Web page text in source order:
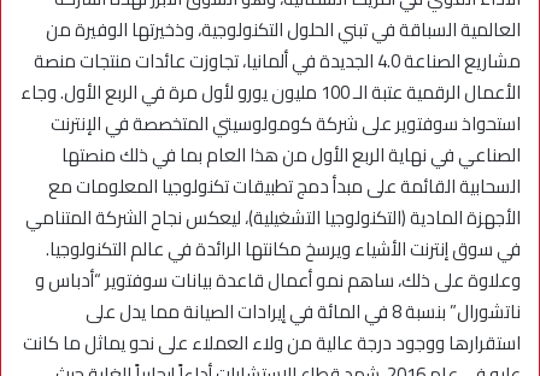
العالمية السباقة في تبني الحلول التكنولوجية، وذخيرتها الوفيرة من
مشاريع الصناعة 4.0 الجديدة في ألمانيا، تجاوزت عائدات منتجات منصة
الأعمال الرقمية عتبة الـ 100 مليون يورو لأول مرة في الربع الأول. وجاء
استحواذ سوفتوير على شركة كومولوسيتي المتخصصة في الإنترنت
الصناعي في نهاية الربع الأول من هذا العام بما في ذلك منصتها
السحابية القائمة على مبدأ دمج تطبيقات تكنولوجيا المعلومات مع
الأجهزة المادية (التكنولوجيا التشغيلية)، ليعكس نجاح الشركة المتنامي
في سوق إنترنت الأشياء ويرسخ مكانتها الرائدة في عالم التكنولوجيا.
وعلاوة على ذلك، ساهم نمو أعمال قاعدة بيانات سوفتوير “أدباس و
ناتشورال” بنسبة 8 في المائة في إيرادات الصيانة مما يدل على
استقرارها ووجود درجة عالية من ولاء العملاء على نحو يماثل ما كانت